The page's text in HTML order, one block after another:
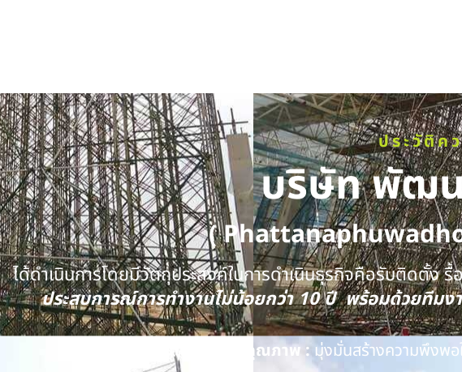
ประวัติค
บริษัท พัฒ
(
ได้ดำเนินการโดยมีวัตถุประสงค์ในการดำเนินธุรกิจคือรับติดตั้ง
ประสบการณ์การทำงานไม่น้อยกว่า 10 ปี พร้อมด้วยที
นโยบายด้านคุณภาพ : มุ่งมั่นสร้างความพึงพ